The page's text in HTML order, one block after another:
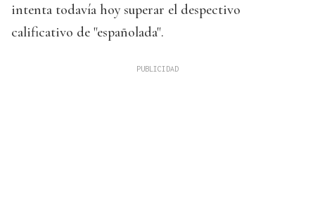
intenta todavía hoy superar el despectivo
calificativo de "españolada".